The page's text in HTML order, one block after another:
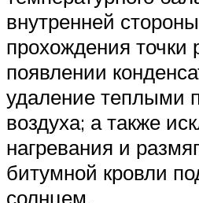
внутренней
прохождения точки
появлении
удаление теплыми
воздуха; а также
нагревания и
битумной кровли
солнцем.